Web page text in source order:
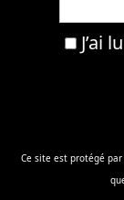
J’ai
Ce site est protégé par